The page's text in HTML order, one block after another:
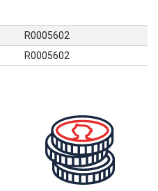
R0005602
R0005602